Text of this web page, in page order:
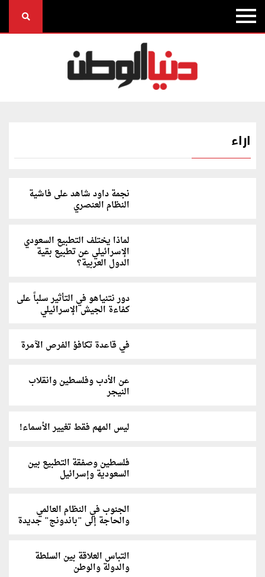
اراء
نجمة داود شاهد على فاشية
النظام العنصري
لماذا يختلف التطبيع السعودي
الإسرائيلي عن تطبيع بقية
الدول العربية؟
دور نتنياهو في التأثير سلباً على
كفاءة الجيش الإسرائيلي
في قاعدة تكافؤ الفرص الآمرة
عن الأدب وفلسطين وانقلاب
النيجر
ليس المهم فقط تغيير الأسماء!
فلسطين وصفقة التطبيع بين
السعودية وإسرائيل
الجنوب في النظام العالمي
والحاجة إلى "باندونج" جديدة
التباس العلاقة بين السلطة
والدولة والوطن